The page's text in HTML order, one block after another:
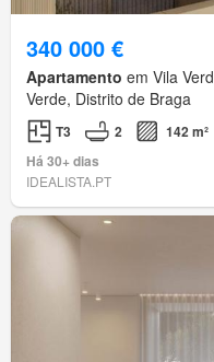
340 000 €
Apartamento em Vila
Verde, Distrito de Braga
T3 2
142 m²
Há 30+ dias
IDEALISTA.PT